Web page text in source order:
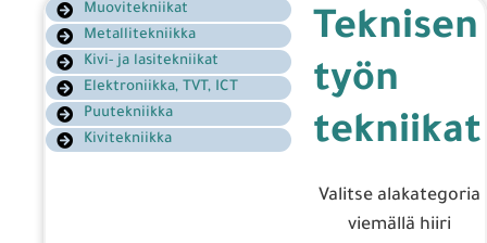
Muovitekniikat
Metallitekniikka
Kivi- ja lasitekniikat
Elektroniikka, TVT, ICT
Puutekniikka
Kivitekniikka
Teknisen
työn
tekniikat
Valitse alakategoria
viemällä hiiri